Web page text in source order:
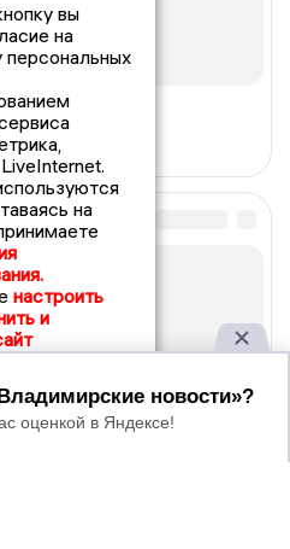
вы
на
персональных
на
настроить
и